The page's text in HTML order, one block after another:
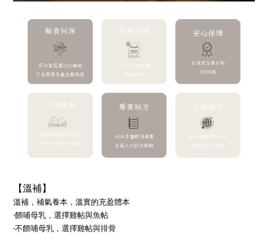
【溫補】
溫補，補氣養本，溫實的充盈體本
‧餵哺母乳，選擇雞帖與魚帖
‧不餵哺母乳，選擇雞帖與排骨